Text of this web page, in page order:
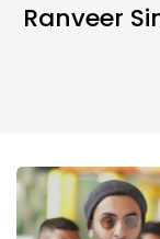
Ranveer